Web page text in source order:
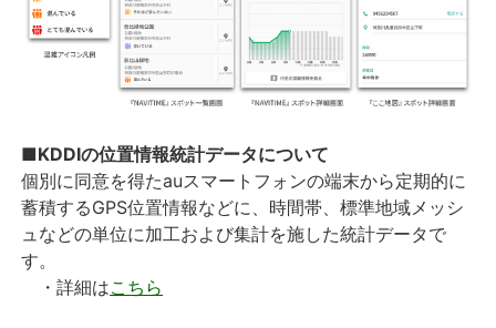
■KDDIの位置情報統計データについて
個別に同意を得たauスマートフォンの端末から定期的に
蓄積するGPS位置情報などに、時間帯、標準地域メッシ
ュなどの単位に加工および集計を施した統計データで
す。
・詳細はこちら